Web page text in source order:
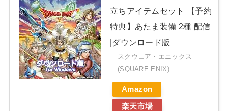
立ちアイテムセット 【予約
特典】あたま装備 2種 配信
|ダウンロード版
スクウェア・エニックス
(SQUARE ENIX)
Amazon
楽天市場